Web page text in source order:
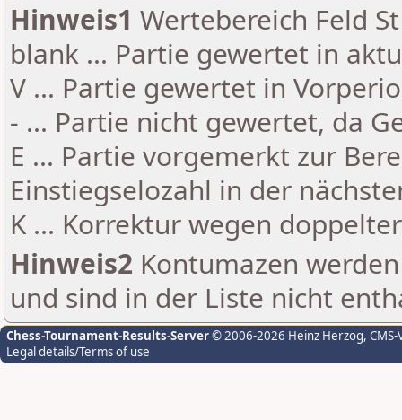
Hinweis1 Wertebereich Feld
blank ... Partie gewertet in
V ... Partie gewertet in
- ... Partie nicht gewertet, da
E ... Partie vorgemerkt zur
Einstiegselozahl in der
K ... Korrektur wegen
Hinweis2 Kontumazen
und sind in der Liste nicht
Chess-Tournament-Results-Server© 2006-2026 Heinz Herzog,
Legal details/Terms of use